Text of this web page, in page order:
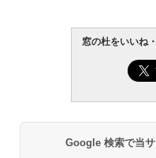
窓の杜をいいね
Google 検索で当